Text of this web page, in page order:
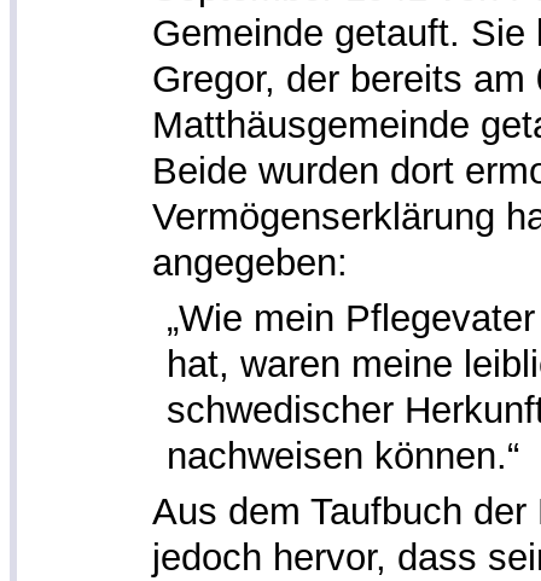
Gemeinde getauft.
Gregor, der bereits
Matthäusgemeinde
Beide wurden dort
Vermögenserklärung
angegeben:
„Wie mein
hat, waren meine
schwedischer
nachweisen können.“
Aus dem Taufbuch
jedoch hervor, dass